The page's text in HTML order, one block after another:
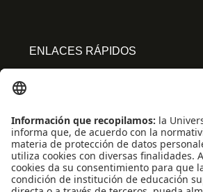
ENLACES RÁPIDOS
Convivencia y transparencia
Emergencias: Extensión 0000
Eventos destacados
Mapa del Sitio
Multimedia